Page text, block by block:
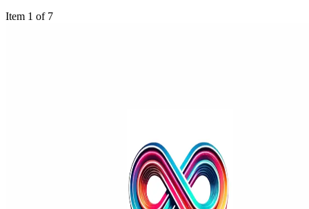
Item 1 of 7